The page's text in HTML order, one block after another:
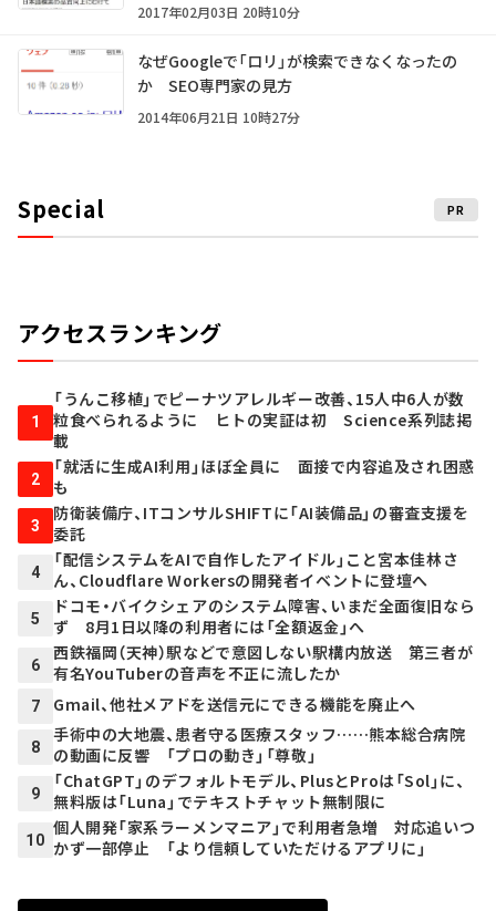
2017年02月03日 20時10分
なぜGoogleで「ロリ」が検索できなくなったの
か SEO専門家の見方
2014年06月21日 10時27分
Special PR
アクセスランキング
1
「うんこ移植」でピーナツアレルギー改善、15人中6人が数
粒食べられるように ヒトの実証は初 Science系列誌掲
載
2
「就活に生成AI利用」ほぼ全員に 面接で内容追及され困惑
も
3
防衛装備庁、ITコンサルSHIFTに「AI装備品」の審査支援を
委託
4
「配信システムをAIで自作したアイドル」こと宮本佳林さ
ん、Cloudflare Workersの開発者イベントに登壇へ
5
ドコモ・バイクシェアのシステム障害、いまだ全面復旧なら
ず 8月1日以降の利用者には「全額返金」へ
6
西鉄福岡（天神）駅などで意図しない駅構内放送 第三者が
有名YouTuberの音声を不正に流したか
7 Gmail、他社メアドを送信元にできる機能を廃止へ
8
手術中の大地震、患者守る医療スタッフ……熊本総合病院
の動画に反響 「プロの動き」「尊敬」
9
「ChatGPT」のデフォルトモデル、PlusとProは「Sol」に、
無料版は「Luna」でテキストチャット無制限に
10
個人開発「家系ラーメンマニア」で利用者急増 対応追いつ
かず一部停止 「より信頼していただけるアプリに」